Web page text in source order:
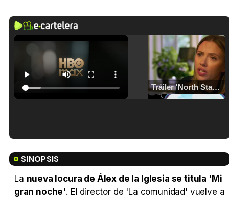
Tráiler 'North Star' (2023)
SINOPSIS
La nueva locura de Álex de la Iglesia se titula 'Mi
gran noche'. El director de 'La comunidad' vuelve a